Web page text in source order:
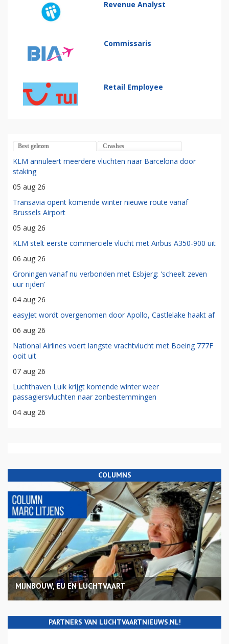
Revenue Analyst
Commissaris
Retail Employee
Best gelezen Crashes
KLM annuleert meerdere vluchten naar Barcelona door
staking
05 aug 26
Transavia opent komende winter nieuwe route vanaf
Brussels Airport
05 aug 26
KLM stelt eerste commerciële vlucht met Airbus A350-900 uit
06 aug 26
Groningen vanaf nu verbonden met Esbjerg: 'scheelt zeven
uur rijden'
04 aug 26
easyJet wordt overgenomen door Apollo, Castlelake haakt af
06 aug 26
National Airlines voert langste vrachtvlucht met Boeing 777F
ooit uit
07 aug 26
Luchthaven Luik krijgt komende winter weer
passagiersvluchten naar zonbestemmingen
04 aug 26
COLUMNS
MIJNBOUW, EU EN LUCHTVAART
PARTNERS VAN LUCHTVAARTNIEUWS.NL!